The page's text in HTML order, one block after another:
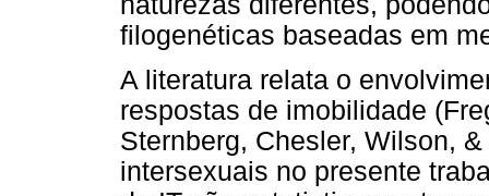
filogenéticas baseadas em
A literatura relata o
respostas de imobilidade
Sternberg, Chesler, Wilson,
intersexuais no presente